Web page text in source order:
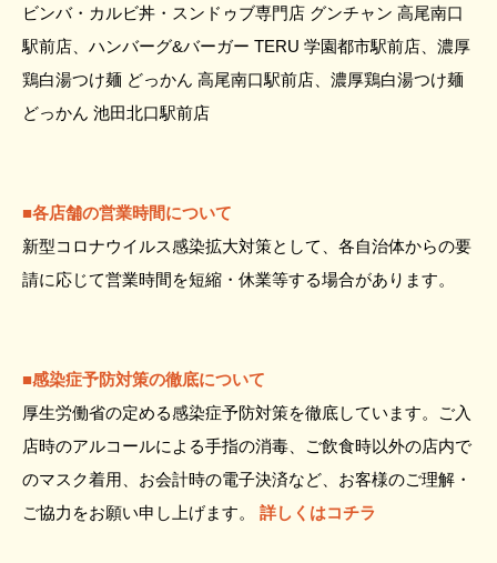
ビンバ・カルビ丼・スンドゥブ専門店 グンチャン 高尾南口
駅前店、ハンバーグ&バーガー TERU 学園都市駅前店、濃厚
鶏白湯つけ麺 どっかん 高尾南口駅前店、濃厚鶏白湯つけ麺
どっかん 池田北口駅前店
■各店舗の営業時間について
新型コロナウイルス感染拡大対策として、各自治体からの要
請に応じて営業時間を短縮・休業等する場合があります。
■感染症予防対策の徹底について
厚生労働省の定める感染症予防対策を徹底しています。ご入
店時のアルコールによる手指の消毒、ご飲食時以外の店内で
のマスク着用、お会計時の電子決済など、お客様のご理解・
ご協力をお願い申し上げます。 詳しくはコチラ